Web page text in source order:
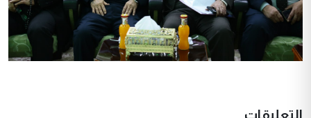
التعليقات